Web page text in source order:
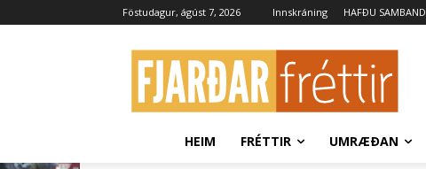
Föstudagur, ágúst 7, 2026 Innskráning HAFÐU SAMBAND
HEIM FRÉTTIR UMRÆÐAN